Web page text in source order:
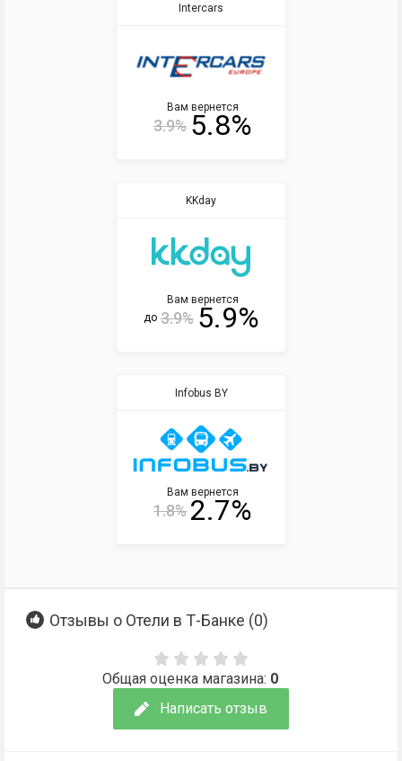
Intercars
Вам вернется
3.9% 5.8%
KKday
Вам вернется
до 3.9% 5.9%
Infobus BY
Вам вернется
1.8% 2.7%
Отзывы о Отели в Т-Банке (0)
Написать отзыв
Общая оценка магазина: 0